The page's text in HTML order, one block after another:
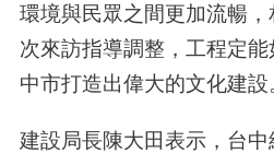
環境與民眾之間更加流暢
次來訪指導調整，工程定
中市打造出偉大的文化建設
建設局長陳大田表示，台